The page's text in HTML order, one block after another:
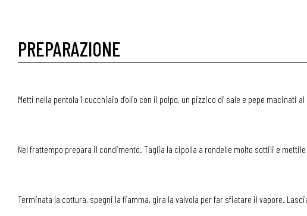
PREPARAZIONE
Metti nella pentola 1 cucchiaio d’olio con il polpo, un pizzico di sale e pepe macinati
Nel frattempo prepara il condimento. Taglia la cipolla a rondelle molto sottili e
Terminata la cottura, spegni la fiamma, gira la valvola per far sfiatare il vapore.